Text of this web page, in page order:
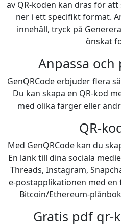
av QR-koden kan dras för
ner i ett specifikt format.
innehåll, tryck på
önskat
Anpassa
GenQRCode erbjuder flera
Du kan skapa en QR-kod
med olika färger eller
QR-
Med GenQRCode kan du
En länk till dina sociala
Threads, Instagram,
e-postapplikationen med
Bitcoin/Ethereum-
Gratis pdf qr-